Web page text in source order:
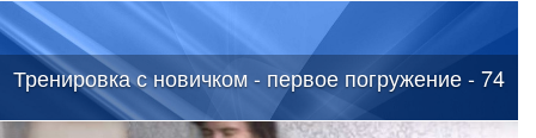
Тренировка с новичком - первое погружение - 74